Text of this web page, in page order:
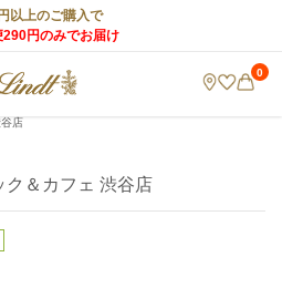
以上のご購入で
290円のみでお届け
0
店
ク＆カフェ 渋谷店